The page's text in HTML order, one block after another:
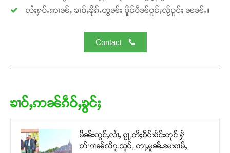
လႆႈႁပ်ႉဢၢၼ်ႇ ၶၢဝ်ႇၶိုၵ်ႉတွၼ်း ပိူင်ပဵၼ်ဝူင်ႈလႂ်ဝူင်ႈ ၼၼ်ႉ။
Contact
ၶၢဝ်ႇဢၼ်ၵဵဝ်ႇၶွင်ႈ
မိၼ်းဢွင်ႇလၢႆႇ ၵႂႃႇတီႈဝဵင်းၵဵင်းတုင် ႁဵ
တ်းၵၢၼ်လီၵူႉသူဝ်ႇ တႃႇမူၼ်ႉမႄးၵၢမ်ႇ